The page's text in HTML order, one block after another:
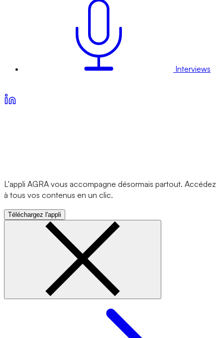
Interviews
L'appli AGRA vous accompagne désormais partout. Accédez
à tous vos contenus en un clic.
Téléchargez l'appli